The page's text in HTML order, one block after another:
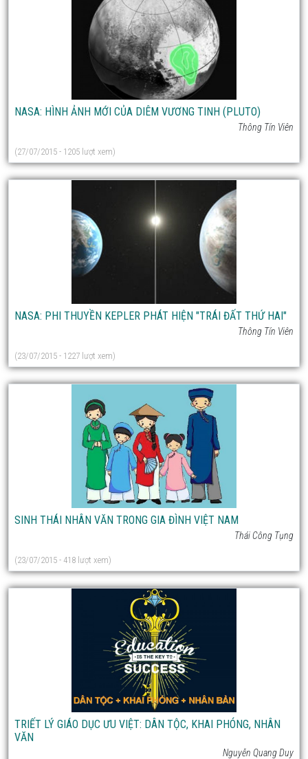
NASA: HÌNH ẢNH MỚI CỦA DIÊM VƯƠNG TINH (PLUTO)
Thông Tín Viên
(27/07/2015 - 1205 lượt xem)
NASA: PHI THUYỀN KEPLER PHÁT HIỆN "TRÁI ĐẤT THỨ HAI"
Thông Tín Viên
(23/07/2015 - 1227 lượt xem)
SINH THÁI NHÂN VĂN TRONG GIA ĐÌNH VIỆT NAM
Thái Công Tụng
(23/07/2015 - 418 lượt xem)
TRIẾT LÝ GIÁO DỤC ƯU VIỆT: DÂN TỘC, KHAI PHÓNG, NHÂN
VĂN
Nguyễn Quang Duy